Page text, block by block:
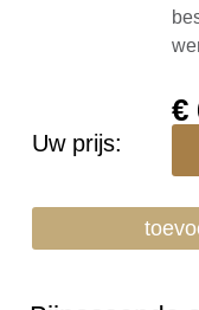
Uw prijs:
€